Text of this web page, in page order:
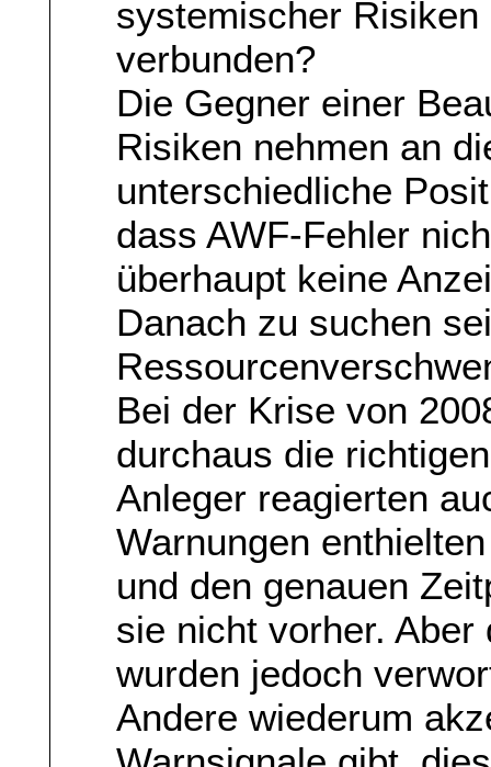
systemischer
verbunden?
Die Gegner einer
Risiken nehmen an
unterschiedliche
dass AWF-Fehler
überhaupt keine
Danach zu suchen
Bei der Krise von
durchaus die
Anleger reagierten
Warnungen
und den genauen
sie nicht vorher.
wurden jedoch
Andere wiederum